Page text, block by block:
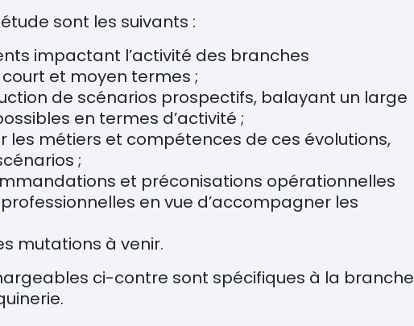
sont les suivants :
impactant l’activité des branches
et moyen termes ;
de scénarios prospectifs, balayant un large
en termes d’activité ;
les métiers et compétences de ces évolutions,
;
et préconisations opérationnelles
en vue d’accompagner les
mutations à venir.
ci-contre sont spécifiques à la branche